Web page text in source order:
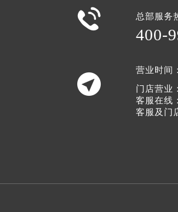
 总部服务
400-

营业时间：
门店营业
客服在线
客服及门